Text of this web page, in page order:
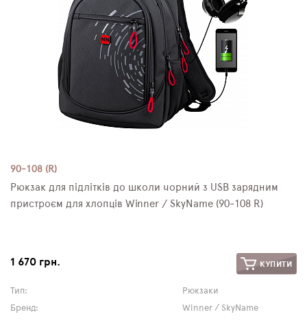
90-108 (R)
Рюкзак для підлітків до школи чорний з USB зарядним
пристроєм для хлопців Winner / SkyName (90-108 R)
1 670 грн. КУПИТИ
Тип:
Рюкзаки
Бренд:
Winner / SkyName